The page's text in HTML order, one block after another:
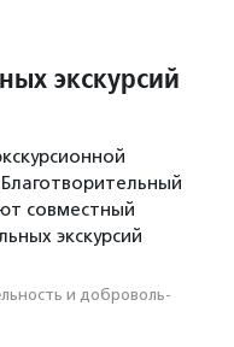
экскурсий
совместный
экскурсий
и доброволь­